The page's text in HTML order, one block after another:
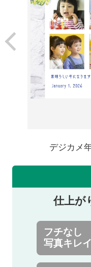
デジカメ
仕上が
フチなし
写真キレ